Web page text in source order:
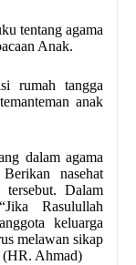
tentang agama
Anak.
rumah tangga
anak
dalam agama
nasehat
Dalam
Rasulullah
keluarga
melawan sikap
(HR. Ahmad)